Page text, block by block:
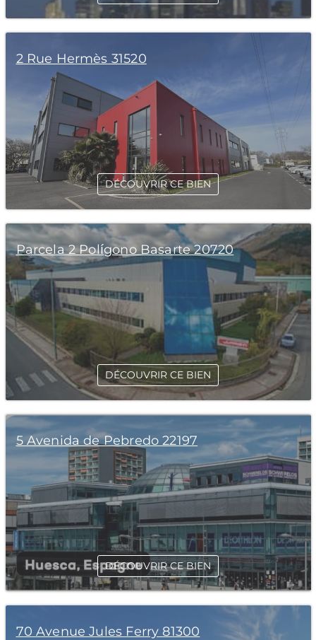
2 Rue Hermès 31520
DÉCOUVRIR CE BIEN
Parcela 2 Polígono Basarte 20720
DÉCOUVRIR CE BIEN
5 Avenida de Pebredo 22197
DÉCOUVRIR CE BIEN
70 Avenue Jules Ferry 81300